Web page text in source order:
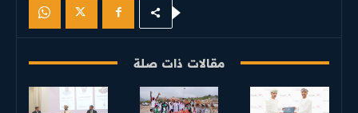
مقالات ذات صلة